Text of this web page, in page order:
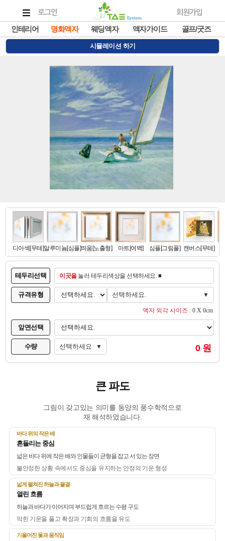
로그인 회원가입
인테리어 명화액자 웨딩액자 액자가이드 골프/굿즈
시뮬레이션 하기
테두리선택 이곳을눌러 테두리색상을 선택하세요. ■
규격유형 선택하세요. ▼
액자 외각 사이즈 : 0 X 0cm
앞면선택
수량 선택하세요 ▼ 0 원
큰 파도
그림이 갖고있는 의미를 동양의 풍수학적으로
재 해석하였습니다.
바다 위의 작은 배
흔들리는 중심
넓은 바다 위에 작은 배와 인물들이 균형을 잡고 서 있는 장면
불안정한 상황 속에서도 중심을 유지하는 안정의 기운 형성
넓게 펼쳐진 하늘과 물결
열린 흐름
하늘과 바다가 이어지며 부드럽게 흐르는 수평 구도
막힌 기운을 풀고 확장과 기회의 흐름을 유도
기울어진 돛과 움직임